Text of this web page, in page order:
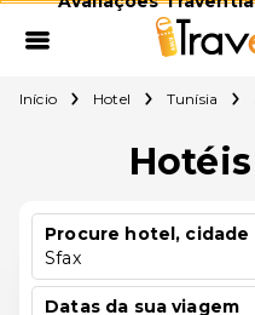
Início Hotel Tunísia
Procure hotel,
Sfax
Datas da sua viagem